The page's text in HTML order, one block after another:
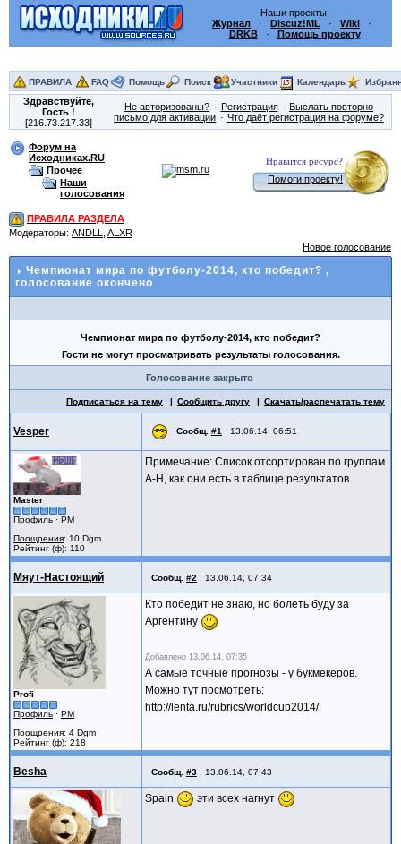
Наши проекты:
Журнал · Discuz!ML · Wiki ·
DRKB· Помощь проекту
ПРАВИЛА FAQ Помощь Поиск Участники Календарь
Здравствуйте,
Гость!
[216.73.217.33]
Не авторизованы? Регистрация
Выслать повторно
письмо для активации
Что даёт регистрация на форуме?
Форум на
Исходниках.RU
Прочее
Наши
голосования
Нравится ресурс?
Помоги проекту!
ПРАВИЛА РАЗДЕЛА
Модераторы: ANDLL
ALXR
Новое голосование
Чемпионат мира по футболу-2014, кто победит? ,
голосование окончено
Чемпионат мира по футболу-2014, кто победит?
Гости не могут просматривать результаты голосования.
Голосование закрыто
Подписаться на тему Сообщить другу Скачать/распечатать тему
Vesper Сообщ. #1 , 13.06.14, 06:51
Master
Профиль · PM
Поощрения: 10 Dgm
Рейтинг (ф): 110
Примечание: Список отсортирован по группам
А-Н, как они есть в таблице результатов.
Мяут-Настоящий Сообщ. #2 13.06.14, 07:34
Profi
Профиль · PM
Поощрения: 4 Dgm
Рейтинг (ф): 218
Кто победит не знаю, но болеть буду за
Аргентину
Добавлено 13.06.14, 07:35
А самые точные прогнозы - у букмекеров.
Можно тут посмотреть:
http://lenta.ru/rubrics/worldcup2014/
Besha Сообщ. #3 13.06.14, 07:43
Spain эти всех нагнут